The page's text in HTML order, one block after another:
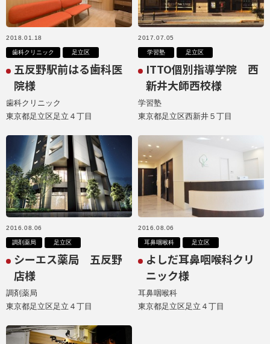
2018.01.18
歯科クリニック 足立区
五反野駅前はる歯科医
院様
歯科クリニック
東京都足立区足立４丁目
2017.07.05
学習塾 足立区
ITTO個別指導学院 西
新井大師西校様
学習塾
東京都足立区西新井５丁目
2016.08.06
調剤薬局 足立区
シーエス薬局 五反野
店様
調剤薬局
東京都足立区足立４丁目
2016.08.06
耳鼻咽喉科 足立区
よしだ耳鼻咽喉科クリ
ニック様
耳鼻咽喉科
東京都足立区足立４丁目